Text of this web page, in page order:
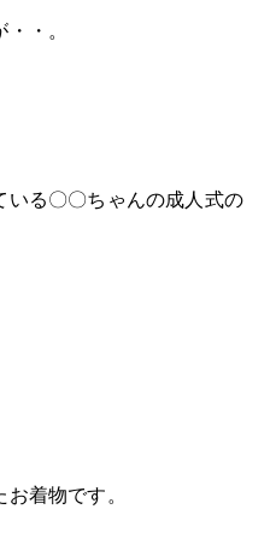
・。
る〇〇ちゃんの成人式の
着物です。